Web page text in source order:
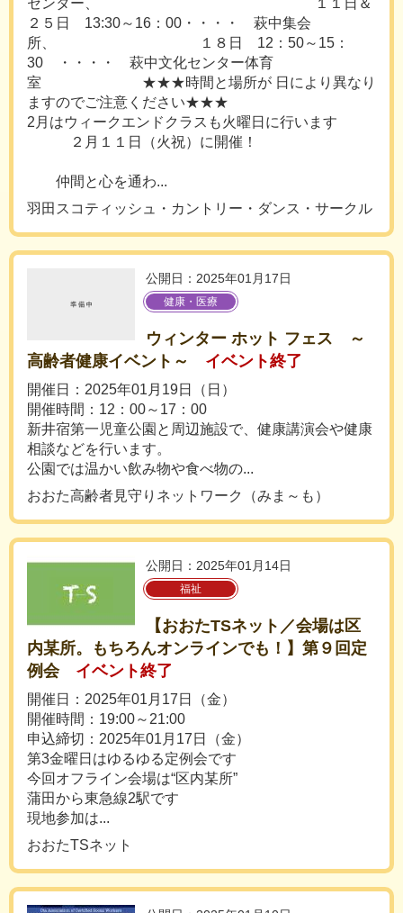
センター、 １１日＆
２５日 13:30～16：00・・・・ 萩中集会
所、 １８日 12：50～15：
30 ・・・・ 萩中文化センター体育
室 ★★★時間と場所が 日により異なり
ますのでご注意ください★★★
2月はウィークエンドクラスも火曜日に行います
２月１１日（火祝）に開催！
仲間と心を通わ...
羽田スコティッシュ・カントリー・ダンス・サークル
公開日：2025年01月17日
健康・医療
ウィンター ホット フェス ～
高齢者健康イベント～
イベント終了
開催日：2025年01月19日（日）
開催時間：12：00～17：00
新井宿第一児童公園と周辺施設で、健康講演会や健康
相談などを行います。
公園では温かい飲み物や食べ物の...
おおた高齢者見守りネットワーク（みま～も）
公開日：2025年01月14日
福祉
【おおたTSネット／会場は区
内某所。もちろんオンラインでも！】第９回定
例会
イベント終了
開催日：2025年01月17日（金）
開催時間：19:00～21:00
申込締切：2025年01月17日（金）
第3金曜日はゆるゆる定例会です
今回オフライン会場は“区内某所”
蒲田から東急線2駅です
現地参加は...
おおたTSネット